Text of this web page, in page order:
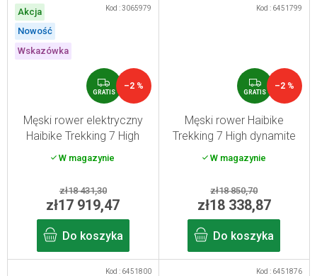
Akcja
Nowość
Wskazówka
G
R
A
T
I
S
GRATIS
–2 %
Męski rower elektryczny
Haibike Trekking 7 High
W magazynie
zł18 431,30
zł17 919,47
Do koszyka
Kod :3065979
G
R
A
T
S
GRATIS
–2 %
Męski rower Haibike
Trekking 7 High dynamite
red/blue S
W magazynie
zł18 850,70
zł18 338,87
Do koszyka
Kod : 6451799
Kod : 6451800 Kod : 6451876